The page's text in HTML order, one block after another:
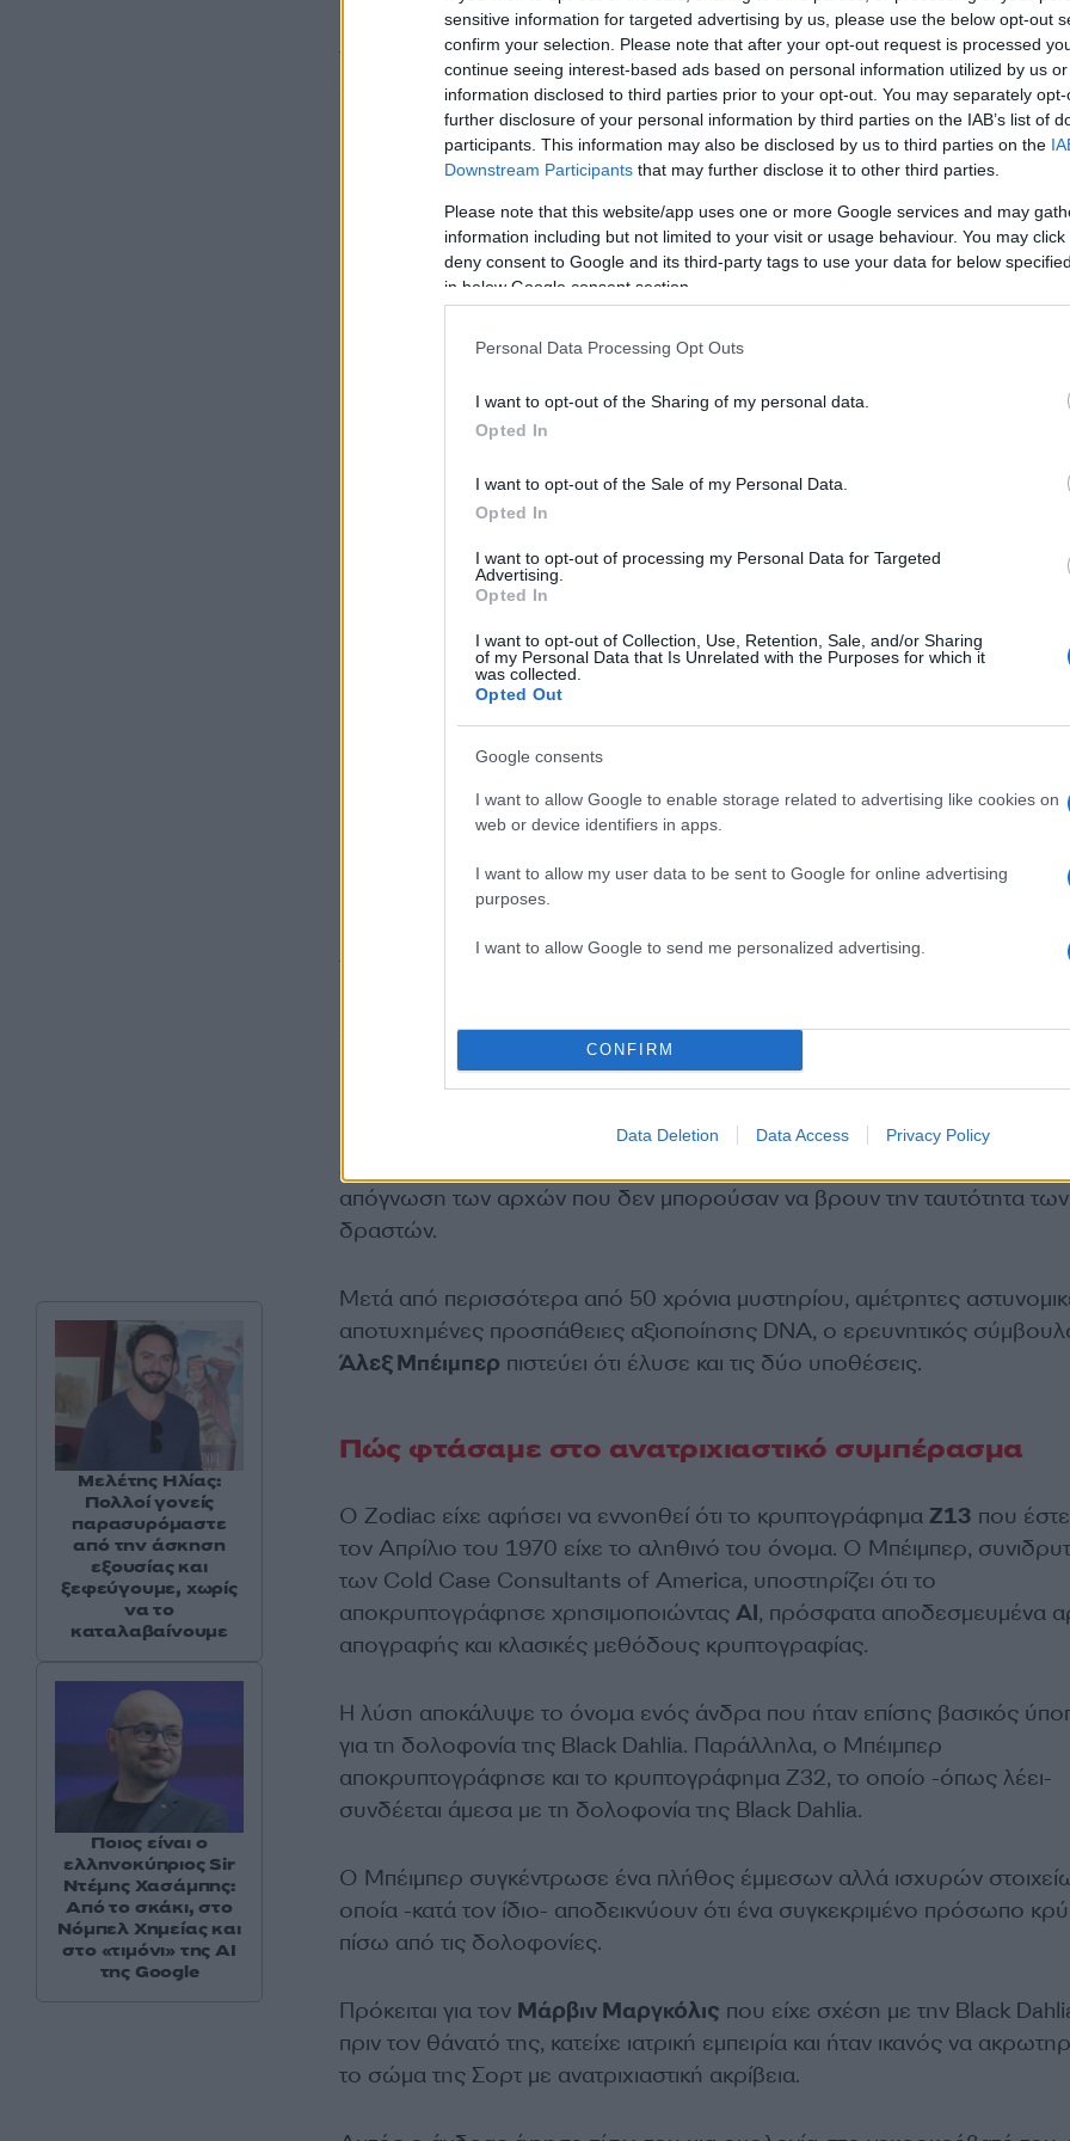
sensitive information for targeted advertising by us, please use the below opt-out
confirm your selection. Please note that after your opt-out request is processed
continue seeing interest-based ads based on personal information utilized by us
information disclosed to third parties prior to your opt-out. You may separately
further disclosure of your personal information by third parties on the IAB’s list of
participants. This information may also be disclosed by us to third parties on the
Downstream Participants that may further disclose it to other third parties.
Please note that this website/app uses one or more Google services and may
information including but not limited to your visit or usage behaviour. You may
deny consent to Google and its third-party tags to use your data for below
in below Google consent section.
Personal Data Processing Opt Outs
I want to opt-out of the Sharing of my personal data.
Opted In
I want to opt-out of the Sale of my Personal Data.
Opted In
I want to opt-out of processing my Personal Data for Targeted
Advertising.
Opted In
I want to opt-out of Collection, Use, Retention, Sale, and/or Sharing
of my Personal Data that Is Unrelated with the Purposes for which it
was collected.
Opted Out
Google consents
I want to allow Google to enable storage related to advertising like cookies on
web or device identifiers in apps.
I want to allow my user data to be sent to Google for online advertising
purposes.
I want to allow Google to send me personalized advertising.
CONFIRM
Data Deletion Data Access Privacy Policy
Το «φάντασμα» – δολοφόνος, τότε, προκαλούσε τα μέσα ενημέρωσης
αστυνομία με επιστολές καικρυπτογραφήματα, καλώντας το κοινό να
αποκαλύψει την ταυτότητά του.
ΔΙΑΦΗΜΙΣΗ
Το
επίδοξη ηθοποιός του
σημείο στο Λος Άντζελες.Το σώμα της είχε ακρωτηριαστεί-βρέθηκε
καθαρά κομμένο στα δύο- ενώ στα μάγουλά της είχε χαραχθεί ένα
φρικιαστικό «χαμόγελο».
Αυτές οι δολοφονίες είχαν προκαλέσει τον τρόμο των Αμερικανών και
απόγνωση των αρχών που δεν μπορούσαν να βρουν την ταυτότητα των
δραστών.
Μετά από περισσότερα από 50 χρόνια μυστηρίου, αμέτρητες
αποτυχημένες προσπάθειες αξιοποίησης DNA, ο ερευνητικός
Άλεξ Μπέιμπερ πιστεύει ότι έλυσε και τις δύο υποθέσεις.
Πώς φτάσαμε στο ανατριχιαστικό συμπέρασμα
Ο Zodiac είχε αφήσει να εννοηθεί ότι το κρυπτογράφημα Z13 που
τον Απρίλιο του 1970 είχε το αληθινό του όνομα. Ο Μπέιμπερ,
των Cold Case Consultants of America, υποστηρίζει ότι το
αποκρυπτογράφησε χρησιμοποιώντας ΑΙ, πρόσφατα αποδεσμευμένα
απογραφής και κλασικές μεθόδους κρυπτογραφίας.
Η λύση αποκάλυψε το όνομα ενός άνδρα που ήταν επίσης βασικός
για τη δολοφονία της Black Dahlia. Παράλληλα, ο Μπέιμπερ
αποκρυπτογράφησε και το κρυπτογράφημα Z32, το οποίο -όπως λέει-
συνδέεται άμεσα με τη δολοφονία της Black Dahlia.
Ο Μπέιμπερ συγκέντρωσε ένα πλήθος έμμεσων αλλά ισχυρών
οποία -κατά τον ίδιο- αποδεικνύουν ότι ένα συγκεκριμένο πρόσωπο
πίσω από τις δολοφονίες.
Πρόκειται για τον Μάρβιν Μαργκόλις που είχε σχέση με την Black
πριν τον θάνατό της, κατείχε ιατρική εμπειρία και ήταν ικανός να
το σώμα της Σορτ με ανατριχιαστική ακρίβεια.
Μελέτης Ηλίας:
Πολλοί γονείς
παρασυρόμαστε
από την άσκηση
εξουσίας και
ξεφεύγουμε, χωρίς
να το
καταλαβαίνουμε
Ποιος είναι ο
ελληνοκύπριος Sir
Ντέμης Χασάμπης:
Από το σκάκι, στο
Νόμπελ Χημείας και
στο «τιμόνι» της AI
της Google